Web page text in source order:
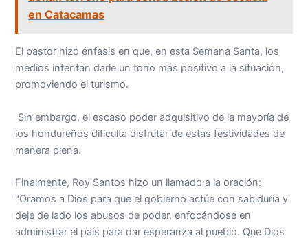
en Catacamas
El pastor hizo énfasis en que, en esta Semana Santa, los
medios intentan darle un tono más positivo a la situación,
promoviendo el turismo.
Sin embargo, el escaso poder adquisitivo de la mayoría de
los hondureños dificulta disfrutar de estas festividades de
manera plena.
Finalmente, Roy Santos hizo un llamado a la oración:
"Oramos a Dios para que el gobierno actúe con sabiduría y
deje de lado los abusos de poder, enfocándose en
administrar el país para dar esperanza al pueblo. Que Dios